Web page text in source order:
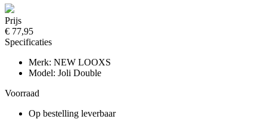
Prijs
€ 77,95
Specificaties
Merk: NEW LOOXS
Model: Joli Double
Voorraad
Op bestelling leverbaar